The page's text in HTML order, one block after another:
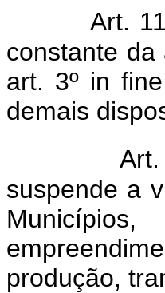
Art.
constante
art. 3º in
demais
suspende a
produção,